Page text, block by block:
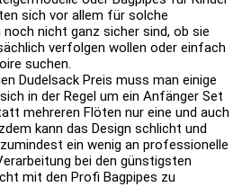
sich vor allem für solche
nicht ganz sicher sind, ob sie
verfolgen wollen oder einfach
suchen.
Dudelsack Preis muss man einige
in der Regel um ein Anfänger Set
mehreren Flöten nur eine und auch
kann das Design schlicht und
ein wenig an professionelle
bei den günstigsten
mit den Profi Bagpipes zu